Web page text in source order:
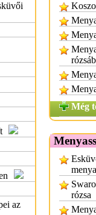
az
Még
rózsa